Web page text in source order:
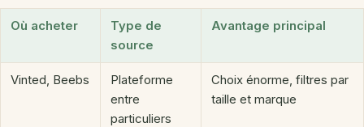
Où acheter
Type de
source
Avantage principal
Vinted, Beebs
Plateforme
entre
particuliers
Choix énorme, filtres par
taille et marque